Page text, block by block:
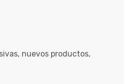
nuevos productos,